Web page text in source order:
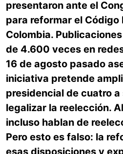
presentaron ante el
para reformar el Código
Colombia.
de 4.600 veces en
16 de agosto pasado
iniciativa pretende
presidencial de cuatro a
legalizar la reelección.
incluso hablan de
Pero esto es falso: la
esas disposiciones y